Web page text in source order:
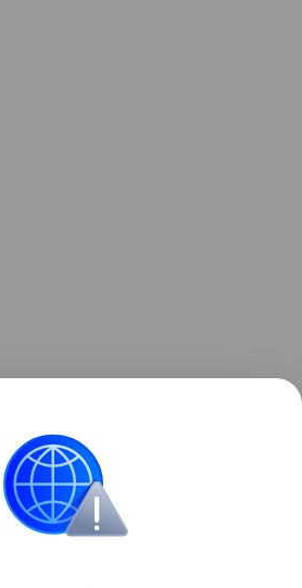
подписан в декабре того же